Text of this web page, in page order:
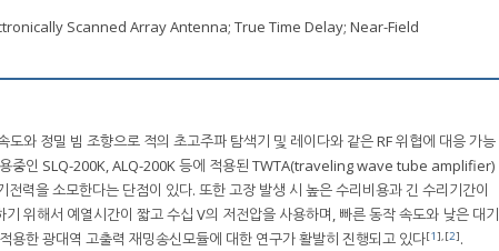
Scanned Array Antenna; True Time Delay; Near-Field
와 정밀 빔 조향으로 적의 초고주파 탐색기 및 레이다와 같은 RF 위협에 대응 가능
용중인 SLQ-200K, ALQ-200K 등에 적용된 TWTA(traveling wave tube amplifier)
력을 소모한다는 단점이 있다. 또한 고장 발생 시 높은 수리비용과 긴 수리기간이
위해서 예열시간이 짧고 수십 V의 저전압을 사용하며, 빠른 동작 속도와 낮은 대기
한 광대역 고출력 재밍송신모듈에 대한 연구가 활발히 진행되고 있다[1],[2].